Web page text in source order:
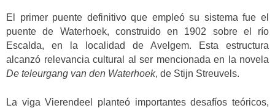
El primer puente definitivo que empleó su sistema fue el
puente de Waterhoek, construido en 1902 sobre el río
Escalda, en la localidad de Avelgem. Esta estructura
alcanzó relevancia cultural al ser mencionada en la novela
De teleurgang van den Waterhoek, de Stijn Streuvels.
La viga Vierendeel planteó importantes desafíos teóricos,